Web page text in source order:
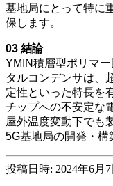
基地局にとって特に
保します。
03 結論
YMIN積層型ポリマ
タルコンデンサは、
定性といった特長を
チップへの不安定な
屋外温度変動下でも
5G基地局の開発・構
投稿日時: 2024年6月7